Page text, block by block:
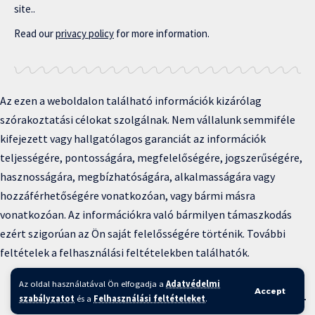
Az oldal használatával Ön elfogadja a Adatvédelmi
szabályzatot és a Felhasználási feltételeket.
Accept
site..
Read ourprivacy policy for more information.
Az ezen a weboldalon található információk kizárólag
szórakoztatási célokat szolgálnak. Nem vállalunk semmiféle
kifejezett vagy hallgatólagos garanciát az információk
teljességére, pontosságára, megfelelőségére, jogszerűségére,
hasznosságára, megbízhatóságára, alkalmasságára vagy
hozzáférhetőségére vonatkozóan, vagy bármi másra
vonatkozóan. Az információkra való bármilyen támaszkodás
ezért szigorúan az Ön saját felelősségére történik. További
feltételek a felhasználási feltételekben találhatók.
Copyright © 2025 BFKH.hu
Felhasználási feltételek –Adatvédelmi irányelvek – Kapcsolat –